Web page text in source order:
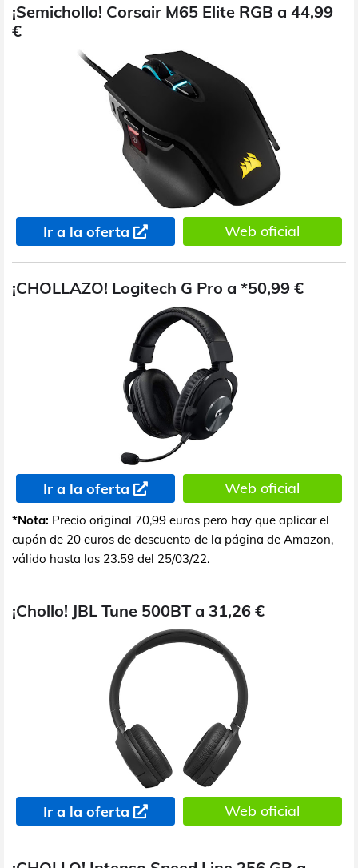
¡Semichollo! Corsair M65 Elite RGB a 44,99
€
Ir a la oferta Web oficial
¡CHOLLAZO! Logitech G Pro a *50,99 €
Ir a la oferta Web oficial
*Nota: Precio original 70,99 euros pero hay que aplicar el
cupón de 20 euros de descuento de la página de Amazon,
válido hasta las 23.59 del 25/03/22.
¡Chollo! JBL Tune 500BT a 31,26 €
Ir a la oferta Web oficial